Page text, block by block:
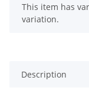
x
This item has
variation.
Description